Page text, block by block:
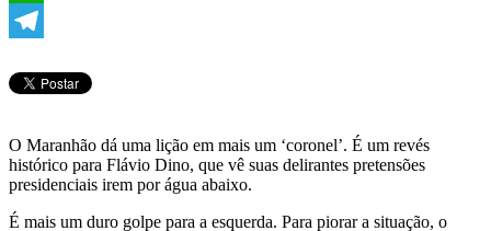
WhatsApp
O Maranhão dá uma lição em mais um ‘coronel’. É um revés
histórico para Flávio Dino, que vê suas delirantes pretensões
presidenciais irem por água abaixo.
É mais um duro golpe para a esquerda. Para piorar a situação, o